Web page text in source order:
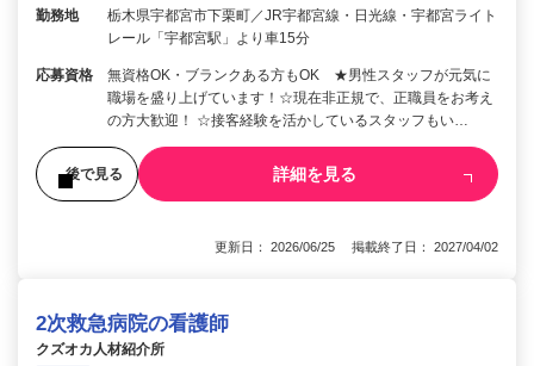
勤務地
栃木県宇都宮市下栗町／JR宇都宮線・日光線・宇都宮ライト
レール「宇都宮駅」より車15分
応募資格
無資格OK・ブランクある方もOK ★男性スタッフが元気に
職場を盛り上げています！☆現在非正規で、正職員をお考え
の方大歓迎！ ☆接客経験を活かしているスタッフもい…
後で見る 詳細を見る
更新日： 2026/06/25 掲載終了日： 2027/04/02
2次救急病院の看護師
クズオカ人材紹介所